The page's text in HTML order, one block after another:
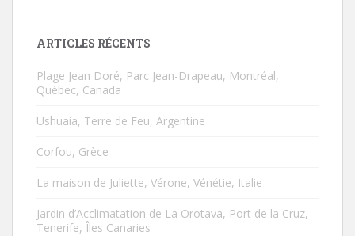
ARTICLES RÉCENTS
Plage Jean Doré, Parc Jean-Drapeau, Montréal,
Québec, Canada
Ushuaia, Terre de Feu, Argentine
Corfou, Grèce
La maison de Juliette, Vérone, Vénétie, Italie
Jardin d’Acclimatation de La Orotava, Port de la Cruz,
Tenerife, Îles Canaries